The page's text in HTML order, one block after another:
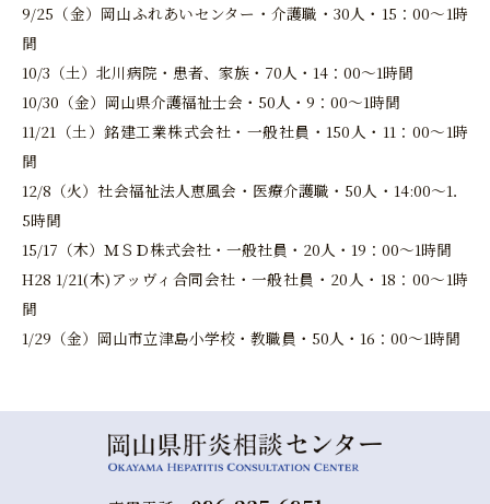
9/25（金）岡山ふれあいセンター・介護職・30人・15：00～1時
間
10/3（土）北川病院・患者、家族・70人・14：00～1時間
10/30（金）岡山県介護福祉士会・50人・9：00～1時間
11/21（土）銘建工業株式会社・一般社員・150人・11：00～1時
間
12/8（火）社会福祉法人恵風会・医療介護職・50人・14:00～1．
5時間
15/17（木）ＭＳＤ株式会社・一般社員・20人・19：00～1時間
H28 1/21(木)アッヴィ合同会社・一般社員・20人・18：00～1時
間
1/29（金）岡山市立津島小学校・教職員・50人・16：00～1時間